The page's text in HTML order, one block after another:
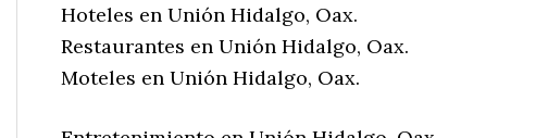
Hoteles en Unión Hidalgo, Oax.
Restaurantes en Unión Hidalgo, Oax.
Moteles en Unión Hidalgo, Oax.